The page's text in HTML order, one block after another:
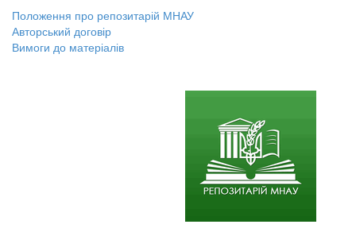
Положення про репозитарій МНАУ
Авторський договір
Вимоги до матеріалів